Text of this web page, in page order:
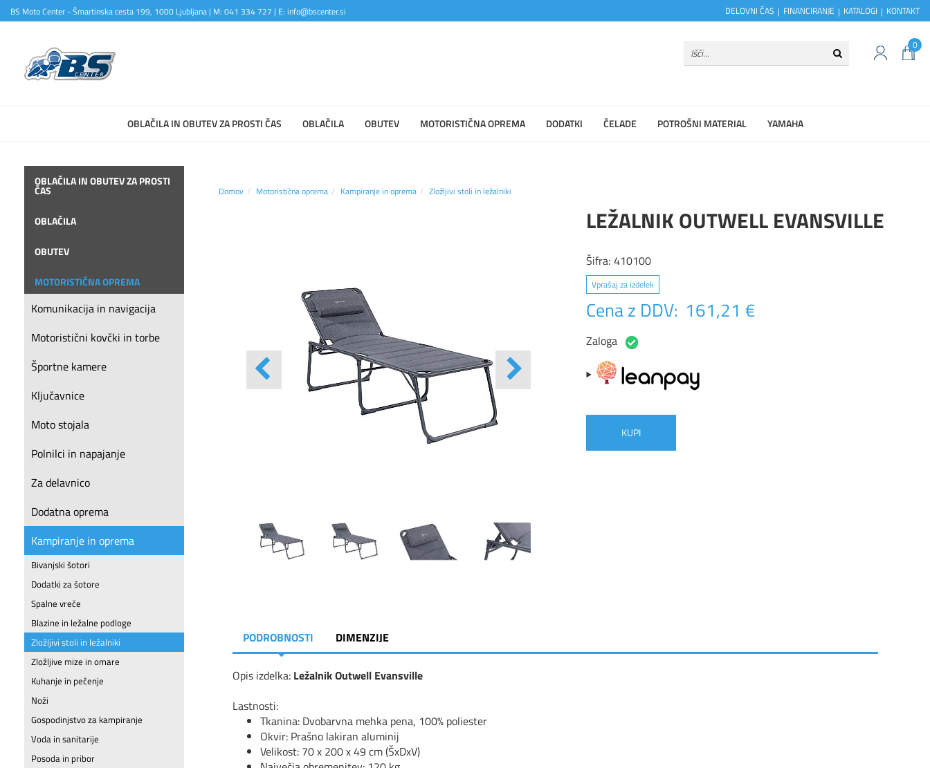
BS Moto Center - Šmartinska cesta 199, 1000 Ljubljana | M: 041 334 727 | E: info@bscenter.si DELOVNI ČAS FINANCIRANJE KATALOGI KONTAKT
0
OBLAČILA IN OBUTEV ZA PROSTI ČAS OBLAČILA OBUTEV MOTORISTIČNA OPREMA DODATKI ČELADE POTROŠNI MATERIAL YAMAHA
OBLAČILA IN OBUTEV ZA PROSTI
ČAS
OBLAČILA
OBUTEV
MOTORISTIČNA OPREMA
Komunikacija in navigacija
Motoristični kovčki in torbe
Športne kamere
Ključavnice
Moto stojala
Polnilci in napajanje
Za delavnico
Dodatna oprema
Kampiranje in oprema
Bivanjski šotori
Dodatki za šotore
Spalne vreče
Blazine in ležalne podloge
Zložljivi stoli in ležalniki
Zložljive mize in omare
Kuhanje in pečenje
Noži
Gospodinjstvo za kampiranje
Voda in sanitarije
Posoda in pribor
Domov Motoristična oprema Kampiranje in oprema Zložljivi stoli in ležalniki
LEŽALNIK OUTWELL EVANSVILLE
Šifra: 410100
Vprašaj za izdelek
Cena z DDV: 161,21 €
Zaloga
KUPI
PODROBNOSTI DIMENZIJE
Opis izdelka: Ležalnik Outwell Evansville
Lastnosti:
Tkanina: Dvobarvna mehka pena, 100% poliester
Okvir: Prašno lakiran aluminij
Velikost: 70 x 200 x 49 cm (ŠxDxV)